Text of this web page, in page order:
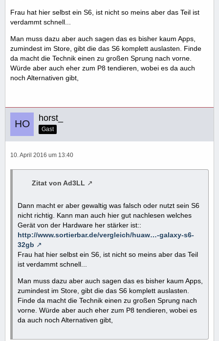
Frau hat hier selbst ein S6, ist nicht so meins aber das Teil ist
verdammt schnell...
Man muss dazu aber auch sagen das es bisher kaum Apps,
zumindest im Store, gibt die das S6 komplett auslasten. Finde
da macht die Technik einen zu großen Sprung nach vorne.
Würde aber auch eher zum P8 tendieren, wobei es da auch
noch Alternativen gibt,
horst_
Gast
10. April 2016 um 13:40
Zitat von Ad3LL
Dann macht er aber gewaltig was falsch oder nutzt sein S6
nicht richtig. Kann man auch hier gut nachlesen welches
Gerät von der Hardware her stärker ist::
http://www.sortierbar.de/vergleich/huaw…-galaxy-s6-
32gb
Frau hat hier selbst ein S6, ist nicht so meins aber das Teil
ist verdammt schnell...
Man muss dazu aber auch sagen das es bisher kaum Apps,
zumindest im Store, gibt die das S6 komplett auslasten.
Finde da macht die Technik einen zu großen Sprung nach
vorne. Würde aber auch eher zum P8 tendieren, wobei es
da auch noch Alternativen gibt,